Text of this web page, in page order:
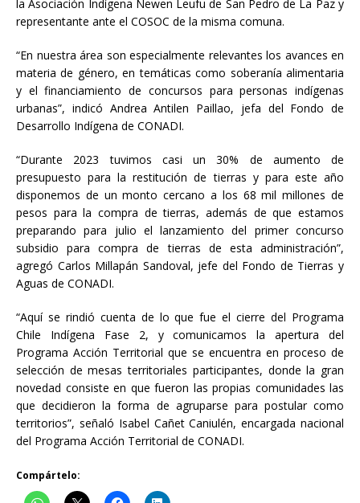
la Asociación Indígena Newen Leufu de San Pedro de La Paz y
representante ante el COSOC de la misma comuna.
“En nuestra área son especialmente relevantes los avances en
materia de género, en temáticas como soberanía alimentaria
y el financiamiento de concursos para personas indígenas
urbanas”, indicó Andrea Antilen Paillao, jefa del Fondo de
Desarrollo Indígena de CONADI.
“Durante 2023 tuvimos casi un 30% de aumento de
presupuesto para la restitución de tierras y para este año
disponemos de un monto cercano a los 68 mil millones de
pesos para la compra de tierras, además de que estamos
preparando para julio el lanzamiento del primer concurso
subsidio para compra de tierras de esta administración”,
agregó Carlos Millapán Sandoval, jefe del Fondo de Tierras y
Aguas de CONADI.
“Aquí se rindió cuenta de lo que fue el cierre del Programa
Chile Indígena Fase 2, y comunicamos la apertura del
Programa Acción Territorial que se encuentra en proceso de
selección de mesas territoriales participantes, donde la gran
novedad consiste en que fueron las propias comunidades las
que decidieron la forma de agruparse para postular como
territorios”, señaló Isabel Cañet Caniulén, encargada nacional
del Programa Acción Territorial de CONADI.
Compártelo: